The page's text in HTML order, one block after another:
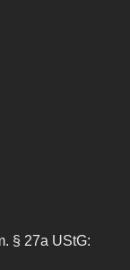
§ 27a UStG: